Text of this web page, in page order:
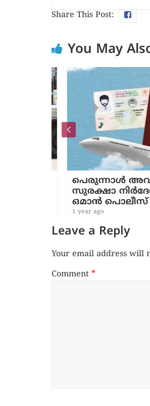
Share This Post:
You May
പെരുന്നാൾ
സുരക്ഷാ
ഒമാൻ പൊലീസ്
1 year ago
Leave a Reply
Your email address will
Comment *